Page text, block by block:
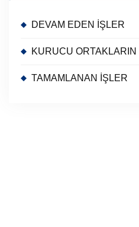
DEVAM EDEN İŞLER
KURUCU ORTAKLARIN
TAMAMLANAN İŞLER